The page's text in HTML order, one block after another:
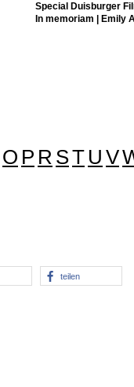
Special Duisburger
In memoriam | Emily
O P R ST U V
teilen